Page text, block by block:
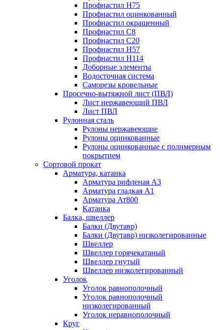
Профнастил Н75
Профнастил оцинкованный
Профнастил окрашенный
Профнастил С8
Профнастил С20
Профнастил Н57
Профнастил Н114
Доборные элементы
Водосточная система
Саморезы кровельные
Просечно-вытяжной лист (ПВЛ)
Лист нержавеющий ПВЛ
Лист ПВЛ
Рулонная сталь
Рулоны нержавеющие
Рулоны оцинкованные
Рулоны оцинкованные с полимерным
покрытием
Сортовой прокат
Арматура, катанка
Арматура рифленая А3
Арматура гладкая А1
Арматура Ат800
Катанка
Балка, швеллер
Балки (Двутавр)
Балки (Двутавр) низколегированные
Швеллер
Швеллер горячекатаный
Швеллер гнутый
Швеллер низколегированный
Уголок
Уголок равнополочный
Уголок равнополочный
низколегированный
Уголок неравнополочный
Круг